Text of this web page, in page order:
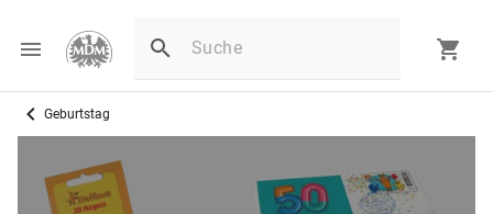
Geburtstag